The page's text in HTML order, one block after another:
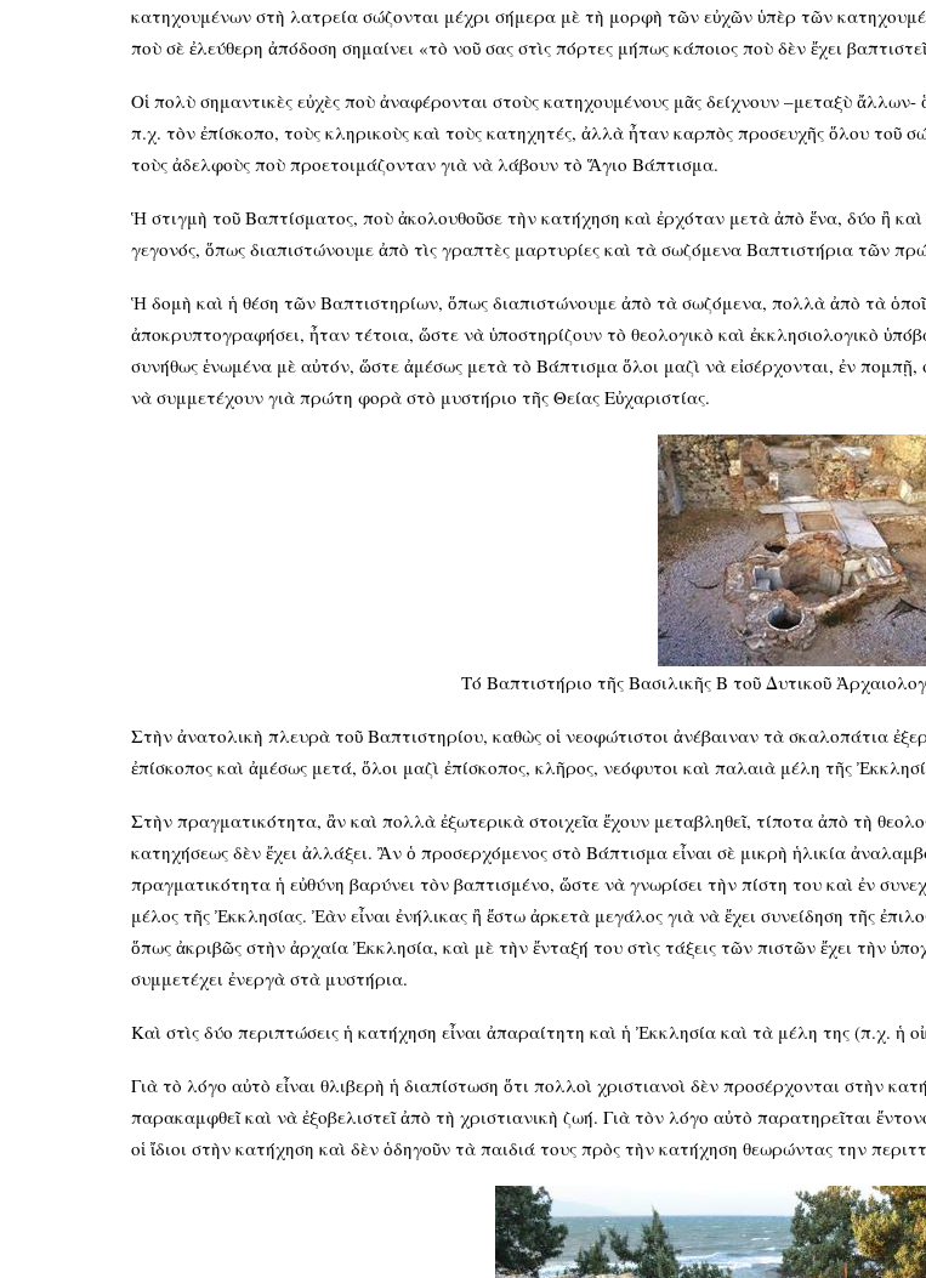
κατηχουμένων στὴ λατρεία σώζονται μέχρι σήμερα μὲ τὴ μορφὴ τῶν εὐχῶν ὑπὲρ τῶν
ποὺ σὲ ἐλεύθερη ἀπόδοση σημαίνει «τὸ νοῦ σας στὶς πόρτες μήπως κάποιος ποὺ δὲν ἔχει
Οἱ πολὺ σημαντικὲς εὐχὲς ποὺ ἀναφέρονται στοὺς κατηχουμένους μᾶς δείχνουν –μεταξὺ ἄλλων-
π.χ. τὸν ἐπίσκοπο, τοὺς κληρικοὺς καὶ τοὺς κατηχητές, ἀλλὰ ἦταν καρπὸς προσευχῆς ὅλου τοῦ
τοὺς ἀδελφοὺς ποὺ προετοιμάζονταν γιὰ νὰ λάβουν τὸ Ἅγιο Βάπτισμα.
Ἡ στιγμὴ τοῦ Βαπτίσματος, ποὺ ἀκολουθοῦσε τὴν κατήχηση καὶ ἐρχόταν μετὰ ἀπὸ ἕνα, δύο ἢ
γεγονός, ὅπως διαπιστώνουμε ἀπὸ τὶς γραπτὲς μαρτυρίες καὶ τὰ σωζόμενα Βαπτιστήρια τῶν
Ἡ δομὴ καὶ ἡ θέση τῶν Βαπτιστηρίων, ὅπως διαπιστώνουμε ἀπὸ τὰ σωζόμενα, πολλὰ ἀπὸ τὰ
ἀποκρυπτογραφήσει, ἦταν τέτοια, ὥστε νὰ ὑποστηρίζουν τὸ θεολογικὸ καὶ ἐκκλησιολογικὸ
συνήθως ἑνωμένα μὲ αὐτόν, ὥστε ἀμέσως μετὰ τὸ Βάπτισμα ὅλοι μαζὶ νὰ εἰσέρχονται, ἐν
νὰ συμμετέχουν γιὰ πρώτη φορὰ στὸ μυστήριο τῆς Θείας Εὐχαριστίας.
Τό Βαπτιστήριο τῆς Βασιλικῆς Β τοῦ Δυτικοῦ
Στὴν ἀνατολικὴ πλευρὰ τοῦ Βαπτιστηρίου, καθὼς οἱ νεοφώτιστοι ἀνέβαιναν τὰ σκαλοπάτια
ἐπίσκοπος καὶ ἀμέσως μετά, ὅλοι μαζὶ ἐπίσκοπος, κλῆρος, νεόφυτοι καὶ παλαιὰ μέλη τῆς
Στὴν πραγματικότητα, ἂν καὶ πολλὰ ἐξωτερικὰ στοιχεῖα ἔχουν μεταβληθεῖ, τίποτα ἀπὸ τὴ
κατηχήσεως δὲν ἔχει ἀλλάξει. Ἂν ὁ προσερχόμενος στὸ Βάπτισμα εἶναι σὲ μικρὴ ἡλικία
πραγματικότητα ἡ εὐθύνη βαρύνει τὸν βαπτισμένο, ὥστε νὰ γνωρίσει τὴν πίστη του καὶ ἐν
μέλος τῆς Ἐκκλησίας. Ἐὰν εἶναι ἐνήλικας ἢ ἔστω ἀρκετὰ μεγάλος γιὰ νὰ ἔχει συνείδηση τῆς
ὅπως ἀκριβῶς στὴν ἀρχαία Ἐκκλησία, καὶ μὲ τὴν ἔνταξή του στὶς τάξεις τῶν πιστῶν ἔχει τὴν
συμμετέχει ἐνεργὰ στὰ μυστήρια.
Καὶ στὶς δύο περιπτώσεις ἡ κατήχηση εἶναι ἀπαραίτητη καὶ ἡ Ἐκκλησία καὶ τὰ μέλη της (π.χ. ἡ
Γιὰ τὸ λόγο αὐτὸ εἶναι θλιβερὴ ἡ διαπίστωση ὅτι πολλοὶ χριστιανοὶ δὲν προσέρχονται στὴν
παρακαμφθεῖ καὶ νὰ ἐξοβελιστεῖ ἀπὸ τὴ χριστιανικὴ ζωή. Γιὰ τὸν λόγο αὐτὸ παρατηρεῖται
οἱ ἴδιοι στὴν κατήχηση καὶ δὲν ὁδηγοῦν τὰ παιδιά τους πρὸς τὴν κατήχηση θεωρώντας την